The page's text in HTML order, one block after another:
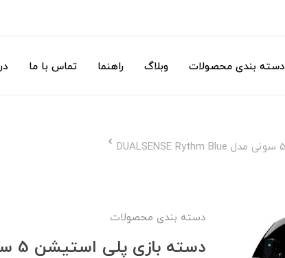
دسته بندی محصولات وبلاگ راهنما تماس با ما
دسته بندی محصولات